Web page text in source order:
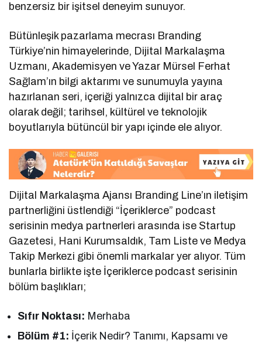
benzersiz bir işitsel deneyim sunuyor.
Bütünleşik pazarlama mecrası Branding
Türkiye’nin himayelerinde, Dijital Markalaşma
Uzmanı, Akademisyen ve Yazar Mürsel Ferhat
Sağlam’ın bilgi aktarımı ve sunumuyla yayına
hazırlanan seri, içeriği yalnızca dijital bir araç
olarak değil; tarihsel, kültürel ve teknolojik
boyutlarıyla bütüncül bir yapı içinde ele alıyor.
Dijital Markalaşma Ajansı Branding Line’ın iletişim
partnerliğini üstlendiği “İçeriklerce” podcast
serisinin medya partnerleri arasında ise Startup
Gazetesi, Hani Kurumsaldık, Tam Liste ve Medya
Takip Merkezi gibi önemli markalar yer alıyor. Tüm
bunlarla birlikte işte İçeriklerce podcast serisinin
bölüm başlıkları;
Sıfır Noktası: Merhaba
Bölüm #1: İçerik Nedir? Tanımı, Kapsamı ve